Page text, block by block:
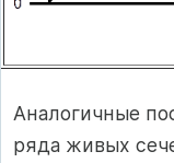
Аналогичные
ряда живых